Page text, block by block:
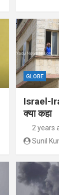
GLOBE
Israel-
क्या कहा
2 years
Sunil